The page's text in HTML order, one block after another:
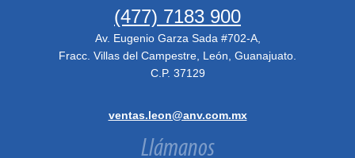
(477) 7183 900
Av. Eugenio Garza Sada #702-A,
Fracc. Villas del Campestre, León, Guanajuato.
C.P. 37129
ventas.leon@anv.com.mx
Llámanos